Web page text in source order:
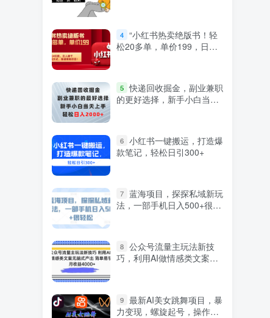
4 “小红书热卖绝版书！轻
松20多单，单价199，日入
5 快递回收掘金，副业兼职
的更好选择，新手小白当天
6 小红书一键搬运，打造爆
款笔记，轻松日引300+
7 蓝海项目，探探私域新玩
法，一部手机日入500+很轻
8 公众号流量主玩法新技
巧，利用AI做情感类文案无
9 最新AI美女跳舞项目，暴
力变现，螺旋起号，操作简